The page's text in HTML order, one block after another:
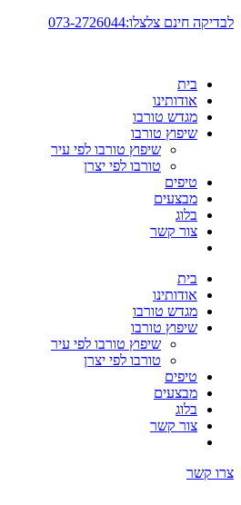
דלג
לבדיקה חינם צלצלו:073-2726044
בית
אודותינו
מגדש טורבו
שיפוץ טורבו
שיפוץ טורבו לפי עיר
טורבו לפי יצרן
טיפים
מבצעים
בלוג
צור קשר
בית
אודותינו
מגדש טורבו
שיפוץ טורבו
שיפוץ טורבו לפי עיר
טורבו לפי יצרן
טיפים
מבצעים
בלוג
צור קשר
צרו קשר